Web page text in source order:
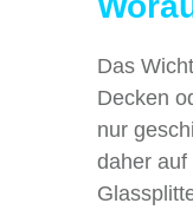
Das
Decken
nur
daher auf